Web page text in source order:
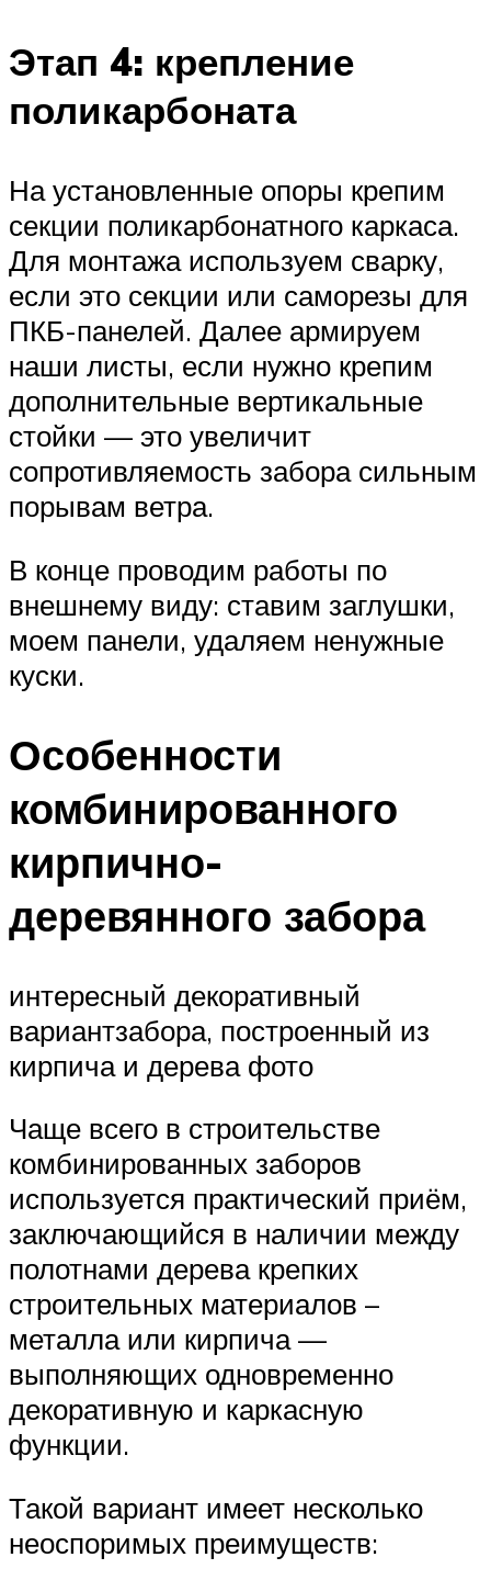
Этап 4: крепление
поликарбоната
На установленные опоры крепим
секции поликарбонатного каркаса.
Для монтажа используем сварку,
если это секции или саморезы для
ПКБ-панелей. Далее армируем
наши листы, если нужно крепим
дополнительные вертикальные
стойки — это увеличит
сопротивляемость забора сильным
порывам ветра.
В конце проводим работы по
внешнему виду: ставим заглушки,
моем панели, удаляем ненужные
куски.
Особенности
комбинированного
кирпично-
деревянного забора
интересный декоративный
вариантзабора, построенный из
кирпича и дерева фото
Чаще всего в строительстве
комбинированных заборов
используется практический приём,
заключающийся в наличии между
полотнами дерева крепких
строительных материалов –
металла или кирпича —
выполняющих одновременно
декоративную и каркасную
функции.
Такой вариант имеет несколько
неоспоримых преимуществ: